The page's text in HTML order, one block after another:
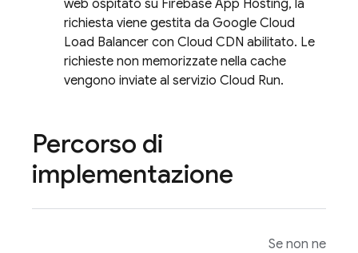
web ospitato su Firebase App Hosting, la
richiesta viene gestita da Google Cloud
Load Balancer con Cloud CDN abilitato. Le
richieste non memorizzate nella cache
vengono inviate al servizio Cloud Run.
Percorso di
implementazione
Se non ne hai